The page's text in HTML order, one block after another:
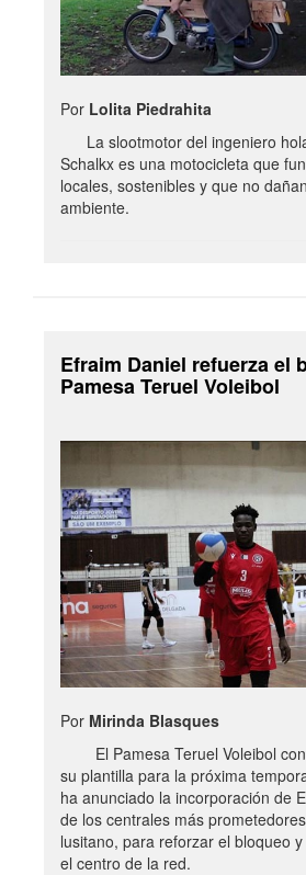
Por Lolita Piedrahita
La slootmotor del ingeniero
Schalkx es una motocicleta que
locales, sostenibles y que no
ambiente.
Efraim Daniel refuerza el
Pamesa Teruel Voleibol
Por Mirinda Blasques
El Pamesa Teruel Voleibol
su plantilla para la próxima
ha anunciado la incorporación de
de los centrales más
lusitano, para reforzar el bloqueo
el centro de la red.